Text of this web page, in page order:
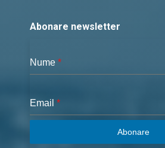
Abonare newsletter
Nume *
Email *
Abonare